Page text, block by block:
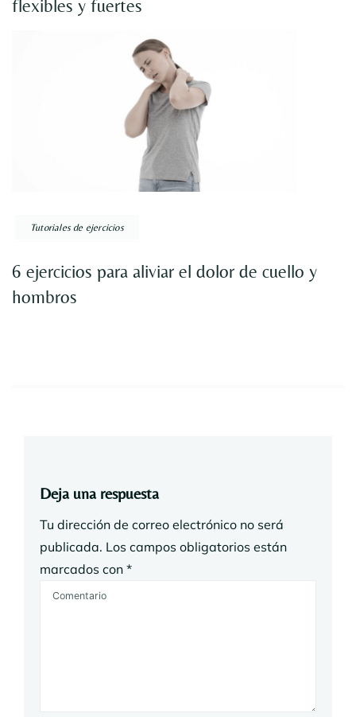
flexibles y fuertes
Tutoriales de ejercicios
6 ejercicios para aliviar el dolor de cuello y
hombros
Deja una respuesta
Tu dirección de correo electrónico no será
publicada. Los campos obligatorios están
marcados con *